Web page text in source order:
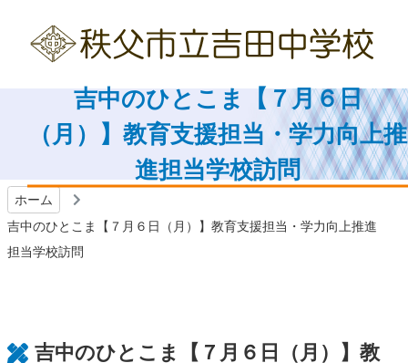
吉中のひとこま【７月６日
（月）】教育支援担当・学力向上推
進担当学校訪問
ホーム
吉中のひとこま【７月６日（月）】教育支援担当・学力向上推進
担当学校訪問
吉中のひとこま【７月６日（月）】教